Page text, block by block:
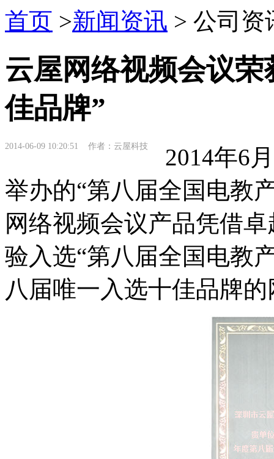
首页 >新闻资讯 > 公司资
云屋网络视频会议
佳品牌”
2014-06-09 10:20:51 作者：云屋科技
2014年6
举办的“第八届全国电教
网络视频会议产品凭借
验入选“第八届全国电教
八届唯一入选十佳品牌